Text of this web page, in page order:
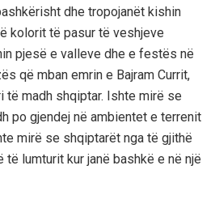
dhe tropojanët kishin
kolorit të pasur të veshjeve
pjesë e valleve dhe e festës në
që mban emrin e Bajram Currit,
të madh shqiptar. Ishte mirë se
po gjendej në ambientet e terrenit
mirë se shqiptarët nga të gjithë
të lumturit kur janë bashkë e në një